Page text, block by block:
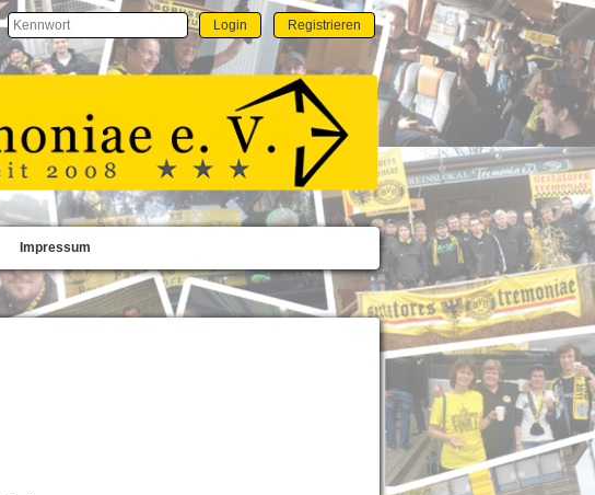
Login Registrieren
Impressum